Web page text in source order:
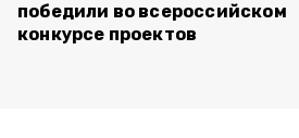
победили во всероссийском
конкурсе проектов